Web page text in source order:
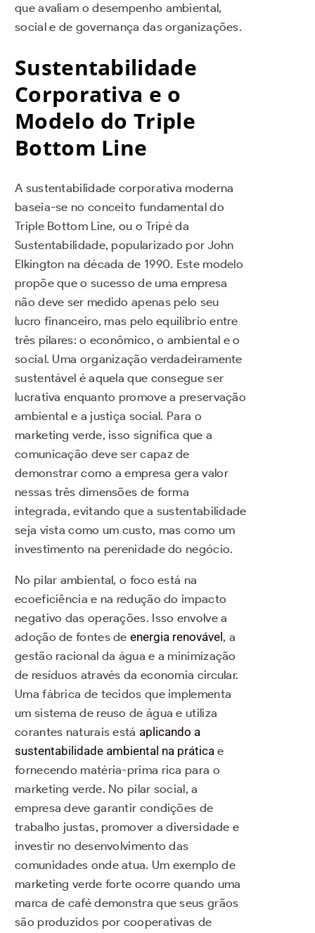
que avaliam o desempenho ambiental,
social e de governança das organizações.
Sustentabilidade
Corporativa e o
Modelo do Triple
Bottom Line
A sustentabilidade corporativa moderna
baseia-se no conceito fundamental do
Triple Bottom Line, ou o Tripé da
Sustentabilidade, popularizado por John
Elkington na década de 1990. Este modelo
propõe que o sucesso de uma empresa
não deve ser medido apenas pelo seu
lucro financeiro, mas pelo equilíbrio entre
três pilares: o econômico, o ambiental e o
social. Uma organização verdadeiramente
sustentável é aquela que consegue ser
lucrativa enquanto promove a preservação
ambiental e a justiça social. Para o
marketing verde, isso significa que a
comunicação deve ser capaz de
demonstrar como a empresa gera valor
nessas três dimensões de forma
integrada, evitando que a sustentabilidade
seja vista como um custo, mas como um
investimento na perenidade do negócio.
No pilar ambiental, o foco está na
ecoeficiência e na redução do impacto
negativo das operações. Isso envolve a
adoção de fontes deenergia renovável, a
gestão racional da água e a minimização
de resíduos através da economia circular.
Uma fábrica de tecidos que implementa
um sistema de reuso de água e utiliza
corantes naturais está aplicando a
sustentabilidade ambiental na prática e
fornecendo matéria-prima rica para o
marketing verde. No pilar social, a
empresa deve garantir condições de
trabalho justas, promover a diversidade e
investir no desenvolvimento das
comunidades onde atua. Um exemplo de
marketing verde forte ocorre quando uma
marca de café demonstra que seus grãos
são produzidos por cooperativas de